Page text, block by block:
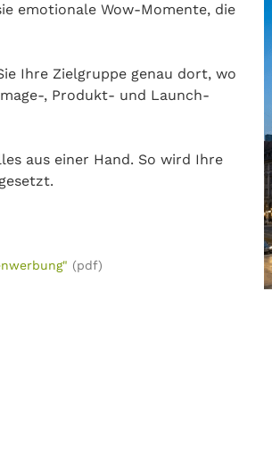
emotionale Wow-Momente, die
Ihre Zielgruppe genau dort, wo
, Produkt- und Launch-
aus einer Hand. So wird Ihre
(pdf)